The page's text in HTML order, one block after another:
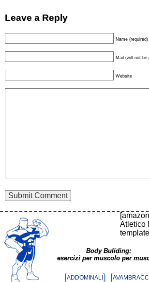
Leave a Reply
Name (required)
Mail (will not be
Website
Atletico
Body Buliding:
esercizi per muscolo per
ADDOMINALI
AVAMBRACCI